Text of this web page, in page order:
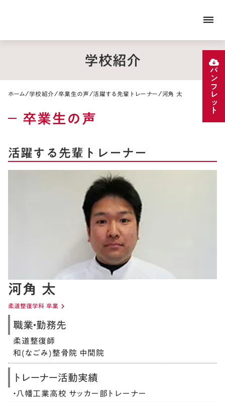
学校紹介
ホーム/学校紹介/卒業生の声/活躍する先輩トレーナー/河角 太
卒業生の声
活躍する先輩トレーナー
河角 太
柔道整復学科 卒業 keyboard_arrow_right
職業・勤務先
柔道整復師
和(なごみ)整骨院 中間院
トレーナー活動実績
・八幡工業高校 サッカー部トレーナー
パンフレット
dehaze